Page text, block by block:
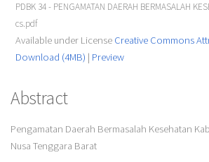
PDBK 34 - PENGAMATAN DAERAH BERMASALAH
cs.pdf
Available under License Creative Commons
Download (4MB) | Preview
Abstract
Pengamatan Daerah Bermasalah Kesehatan
Nusa Tenggara Barat